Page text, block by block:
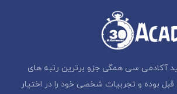
آکادمی سی همگی جزو برترین رتبه های
بوده و تجربیات شخصی خود را در اختیار